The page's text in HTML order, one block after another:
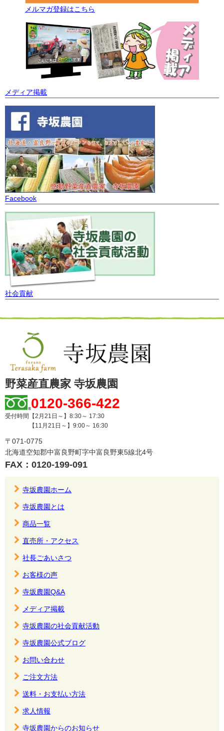
メルマガ登録はこちら
メディア掲載
Facebook
社会貢献
野菜産直農家 寺坂農園
0120-366-422
受付時間【2月21日～】8:30～ 17:30
【11月21日～】9:00～ 16:30
〒071-0775
北海道空知郡中富良野町字中富良野東5線北4号
FAX：0120-199-091
寺坂農園ホーム
寺坂農園とは
商品一覧
直売所・アクセス
社長ごあいさつ
お客様の声
寺坂農園Q&A
メディア掲載
寺坂農園の社会貢献活動
寺坂農園公式ブログ
お問い合わせ
ご注文方法
送料・お支払い方法
求人情報
寺坂農園からのお知らせ